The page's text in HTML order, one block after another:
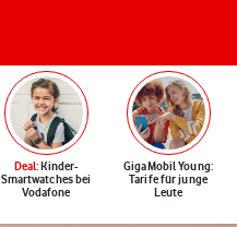
Deal: Kinder-
Smartwatches bei
Vodafone
GigaMobil Young:
Tarife für junge
Leute